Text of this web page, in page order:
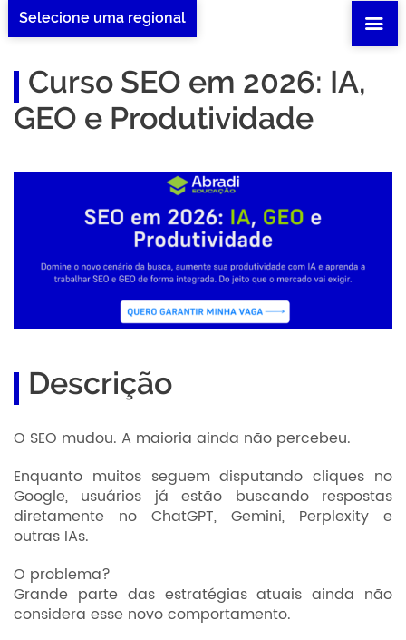
Selecione uma regional
Curso SEO em 2026: IA,
GEO e Produtividade
Descrição
O SEO mudou. A maioria ainda não percebeu.
Enquanto muitos seguem disputando cliques no
Google, usuários já estão buscando respostas
diretamente no ChatGPT, Gemini, Perplexity e
outras IAs.
O problema?
Grande parte das estratégias atuais ainda não
considera esse novo comportamento.